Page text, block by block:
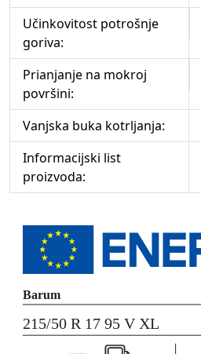
Učinkovitost potrošnje
goriva:
Prianjanje na mokroj
površini:
Vanjska buka kotrljanja:
Informacijski list
proizvoda: